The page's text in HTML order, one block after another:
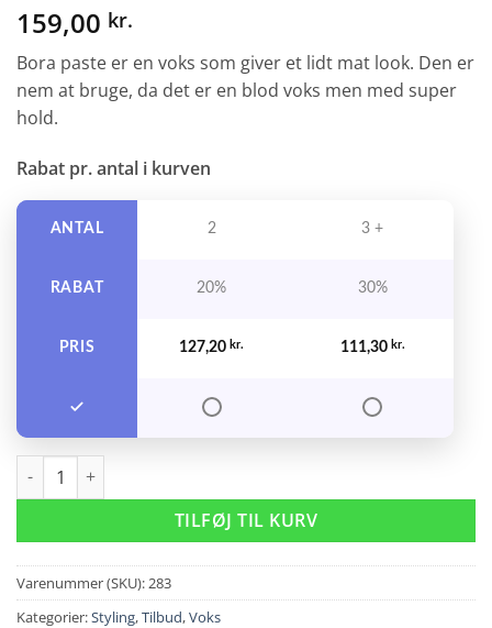
Bedømt
som5ud
på
9
kundebedømmelser
159,00 kr.
Bora paste er en voks som giver et lidt mat look. Den er
nem at bruge, da det er en blod voks men med super
hold.
Rabat pr. antal i kurven
ANTAL
RABAT
PRIS
2 3 +
20% 30%
127,20 kr. 111,30 kr.
Glynt Bora Paste 75 ml. antal
TILFØJ TIL KURV
Varenummer (SKU):283
Kategorier:Styling,Tilbud,Voks